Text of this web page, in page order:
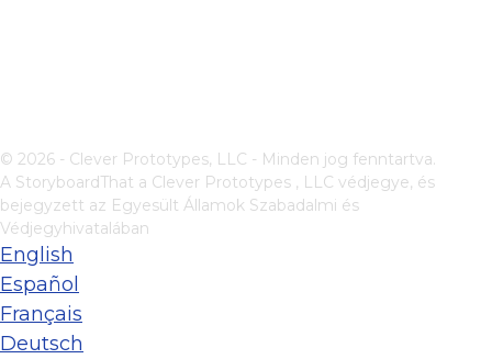
© 2026 - Clever Prototypes, LLC - Minden jog fenntartva.
A StoryboardThat a Clever Prototypes , LLC védjegye, és
bejegyzett az Egyesült Államok Szabadalmi és
Védjegyhivatalában
English
Español
Français
Deutsch